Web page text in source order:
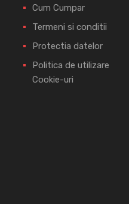
Cum Cumpar
Termeni si conditii
Protectia datelor
Politica de utilizare
Cookie-uri